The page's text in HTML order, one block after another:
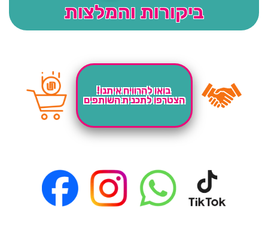
ביקורות והמלצות
בואו להרוויח איתנו!
הצטרפו לתכנית השותפים